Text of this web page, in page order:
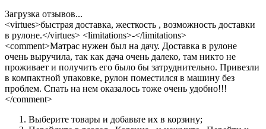
Загрузка отзывов...
<virtues>быстрая доставка, жесткость , возможность доставки
в рулоне.</virtues> <limitations>-</limitations>
<comment>Матрас нужен был на дачу. Доставка в рулоне
очень выручила, так как дача очень далеко, там никто не
проживает и получить его было бы затруднительно. Привезли
в компактной упаковке, рулон поместился в машину без
проблем. Спать на нем оказалось тоже очень удобно!!!
</comment>
Выберите товары и добавьте их в корзину;